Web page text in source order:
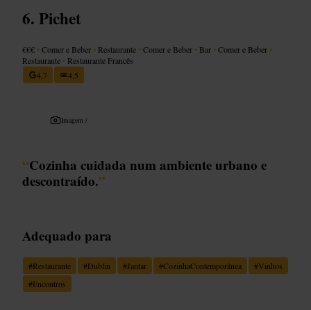
Pichet
€€€ •Comer e Beber • Restaurante •Comer e Beber • Bar •Comer e Beber •
Restaurante • Restaurante Francês
4,7
4,5
Imagem /
“Cozinha cuidada num ambiente urbano e
descontraído.”
Adequado para
#Restaurante #Dublin #Jantar #CozinhaContemporânea #Vinhos
#Encontros